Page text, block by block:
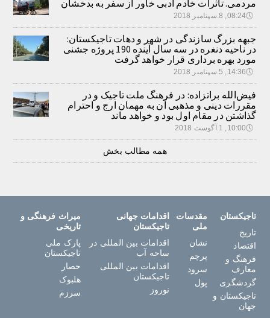
مردمی. تأثرات خادم ادبی خاور از سفر به بدخشان
🕔08:24, 8.سپتامبر 2018
جبهه بزرگ سازندگی در شهر و دهات تاجیکستان:
در ناحیه دنغره در سه سال آینده 190 پروژه جشنی
مورد بهره برداری قرار خواهد گرفت
🕔14:36, 5.سپتامبر 2018
فیض‌الله براتزاده: در فرهنگ ملت تاجیک و در
مقررات دینی و مذهبی آن به مهمان ارج و احترام
گذاشتن در مقام اول بود و خواهد ماند
🕔10:00, 1.آگوست 2018
همه مطالب بخش
تاجیکستان
تاریخ
اقتصاد
فرهنگ و
معارف
گردشگری
تاجیکستان و
جهان
مقدسات
ملی
نشان
پرچم
سرود
پول
اقدامات جهانی
تاجیکستان
اقدامات بین المللی در
ساحه آب
اقدامات بین المللی
تاجیکستان
نوروز
میراث فرهنگی و
تاریخی
پارک ملی
تاجیکستان
حصار
هلبوک
سرزم